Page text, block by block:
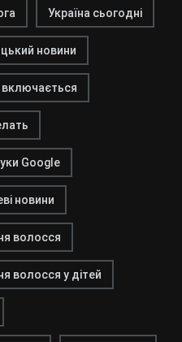
Україна сьогодні
новини
Google
новини
волосся
волосся у дітей